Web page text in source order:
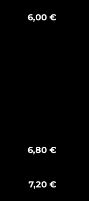
6,00 €
6,80 €
7,20 €